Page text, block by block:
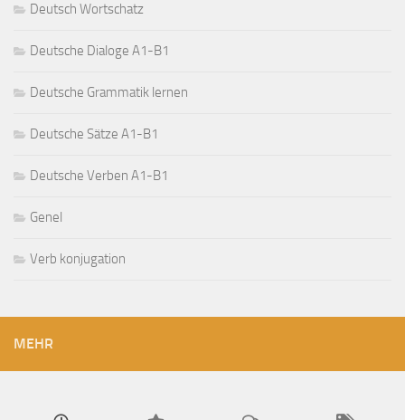
Deutsch Wortschatz
Deutsche Dialoge A1-B1
Deutsche Grammatik lernen
Deutsche Sätze A1-B1
Deutsche Verben A1-B1
Genel
Verb konjugation
MEHR